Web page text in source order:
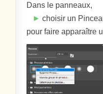
Dans le panneaux,
► choisir un
pour faire apparaître